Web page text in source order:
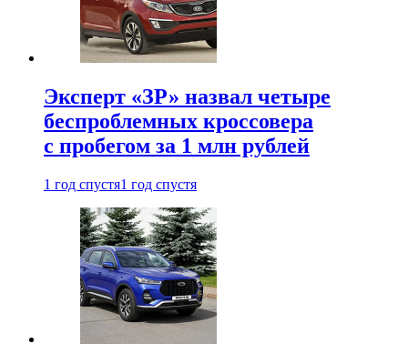
Эксперт «ЗР» назвал четыре
беспроблемных кроссовера
с пробегом за 1 млн рублей
1 год спустя1 год спустя